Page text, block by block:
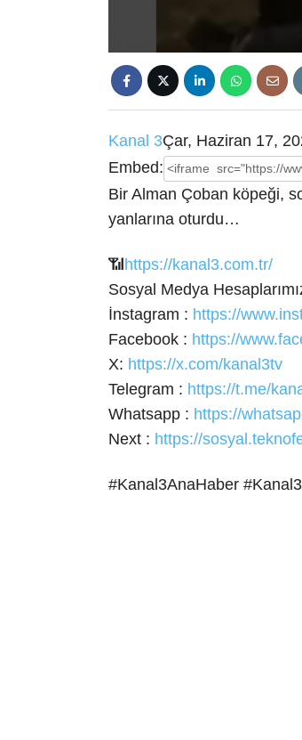
Kanal 3Çar, Haziran 17,
Embed:
Bir Alman Çoban köpeği,
yanlarına oturdu…
📶 https://kanal3.com.tr/
Sosyal Medya
İnstagram : https://
Facebook : https://
X: https://x.com/kanal3tv
Telegram : https://t.me/
Whatsapp : https://
Next : https://
#Kanal3AnaHaber